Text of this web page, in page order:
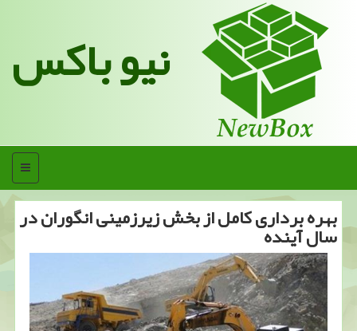
نیو باکس
منو
بهره برداری كامل از بخش زیرزمینی انگوران در
سال آینده